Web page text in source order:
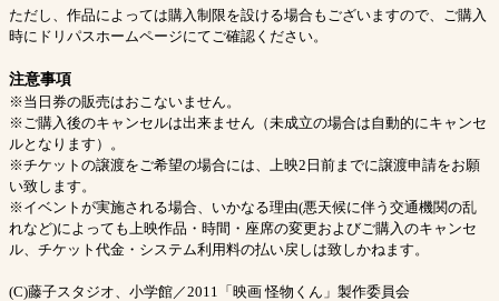
ただし、作品によっては購入制限を設ける場合もございますので、ご購入
時にドリパスホームページにてご確認ください。
注意事項
※当日券の販売はおこないません。
※ご購入後のキャンセルは出来ません（未成立の場合は自動的にキャンセ
ルとなります）。
※チケットの譲渡をご希望の場合には、上映2日前までに譲渡申請をお願
い致します。
※イベントが実施される場合、いかなる理由(悪天候に伴う交通機関の乱
れなど)によっても上映作品・時間・座席の変更およびご購入のキャンセ
ル、チケット代金・システム利用料の払い戻しは致しかねます。
(C)藤子スタジオ、小学館／2011「映画 怪物くん」製作委員会